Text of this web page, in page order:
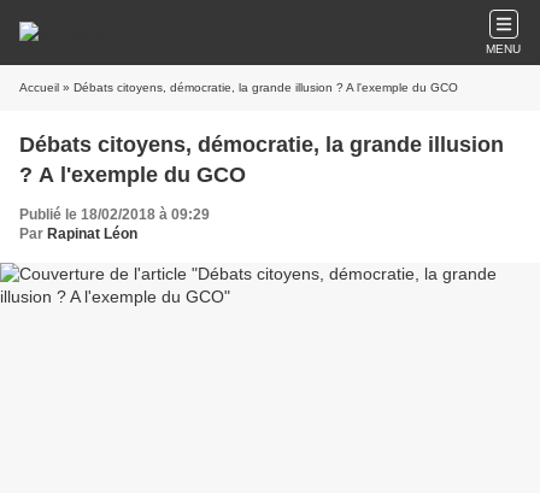
MENU
Accueil » Débats citoyens, démocratie, la grande illusion ? A l'exemple du GCO
Débats citoyens, démocratie, la grande illusion
? A l'exemple du GCO
Publié le 18/02/2018 à 09:29
Par Rapinat Léon